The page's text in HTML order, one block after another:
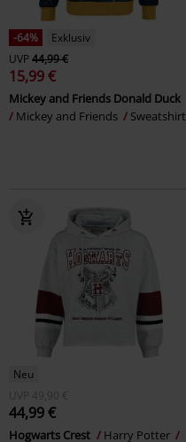
-64%
Exklusiv
UVP44,99 €
15,99 €
Mickey and Friends Donald Duck
Mickey and Friends
Sweatshirt
Neu
UVP
49,90 €
44,99 €
Hogwarts Crest
Harry Potter